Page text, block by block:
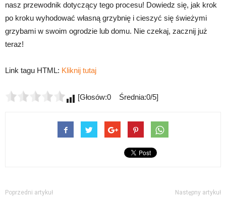
nasz przewodnik dotyczący tego procesu! Dowiedz się, jak krok
po kroku wyhodować własną grzybnię i cieszyć się świeżymi
grzybami w swoim ogrodzie lub domu. Nie czekaj, zacznij już
teraz!
Link tagu HTML: Kliknij tutaj
[Głosów:0 Średnia:0/5]
Poprzedni artykuł Następny artykuł